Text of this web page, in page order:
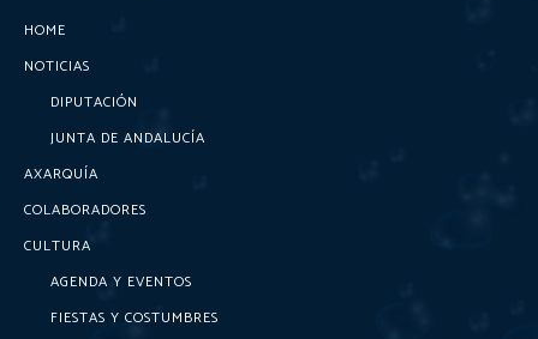
HOME
NOTICIAS
DIPUTACIÓN
JUNTA DE ANDALUCÍA
AXARQUÍA
COLABORADORES
CULTURA
AGENDA Y EVENTOS
FIESTAS Y COSTUMBRES